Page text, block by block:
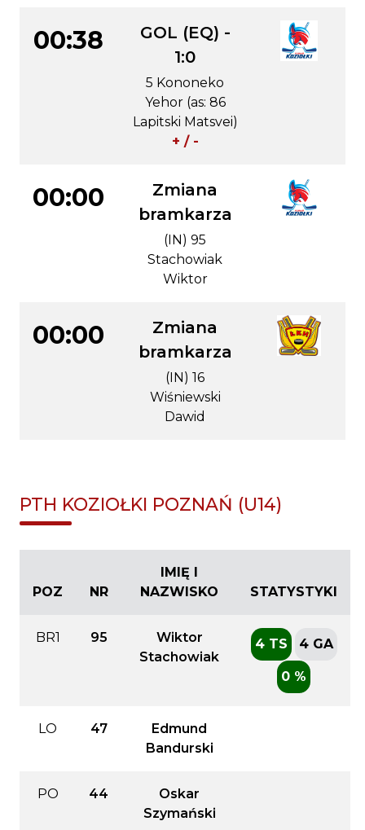
00:38
GOL (EQ) -
1:0
5 Kononeko
Yehor (as: 86
Lapitski Matsvei)
+ / -
00:00
Zmiana
bramkarza
(IN) 95
Stachowiak
Wiktor
00:00
Zmiana
bramkarza
(IN) 16
Wiśniewski
Dawid
PTH KOZIOŁKI POZNAŃ (U14)
POZ NR
IMIĘ I
NAZWISKO
STATYSTYKI
BR1 95
Wiktor
Stachowiak
4 TS 4 GA
0 %
LO 47
Edmund
Bandurski
PO 44
Oskar
Szymański